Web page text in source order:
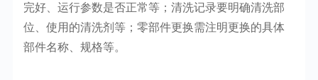
完好、运行参数是否正常等；清洗记录要明确清洗部
位、使用的清洗剂等；零部件更换需注明更换的具体
部件名称、规格等。